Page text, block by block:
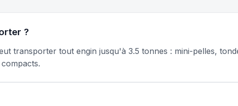
?
transporter tout engin jusqu'à 3.5 tonnes : mini-pelles,